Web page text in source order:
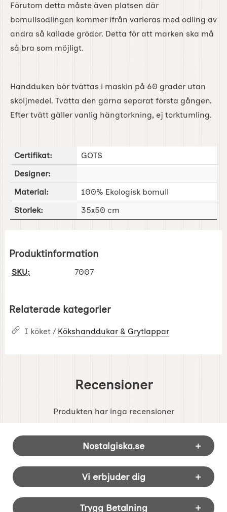
Förutom detta måste även platsen där
bomullsodlingen kommer ifrån varieras med odling av
andra så kallade grödor. Detta för att marken ska må
så bra som möjligt.
Handduken bör tvättas i maskin på 60 grader utan
sköljmedel. Tvätta den gärna separat första gången.
Efter tvätt gäller vanlig hängtorkning, ej torktumling.
Certifikat:
GOTS
Designer:
Material:
100% Ekologisk bomull
Storlek:
35x50 cm
Produktinformation
SKU: 7007
Relaterade kategorier
I köket / Kökshanddukar & Grytlappar
Recensioner
Produkten har inga recensioner
Sidfot Blandad info och länkar
Nostalgiska.se
Vi erbjuder dig
Trygg Betalning